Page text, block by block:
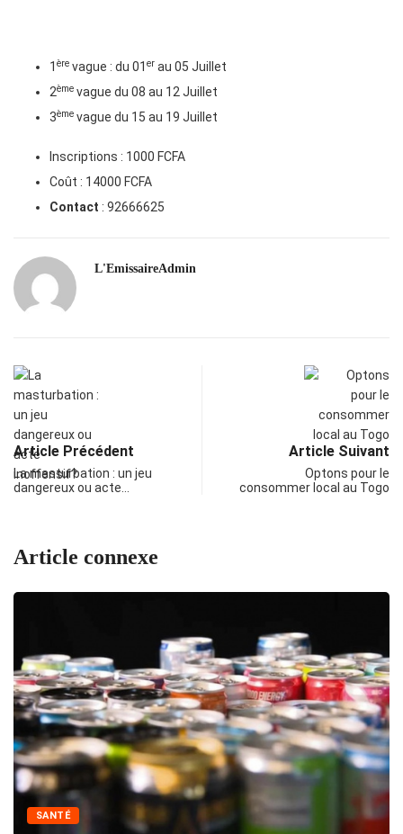
1 ère vague : du 01 er au 05 Juillet
2ème vague du 08 au 12 Juillet
3ème vague du 15 au 19 Juillet
Inscriptions : 1000 FCFA
Coût : 14000 FCFA
Contact : 92666625
L'EmissaireAdmin
Article Précédent
La masturbation : un jeu
dangereux ou acte…
Article Suivant
Optons pour le
consommer local au Togo
Article connexe
SANTÉ